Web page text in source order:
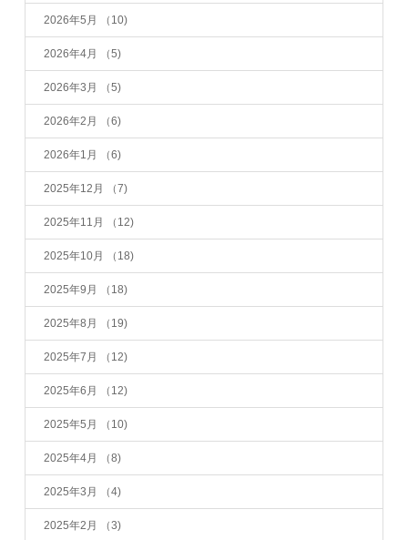
2026年5月 （10)
2026年4月 （5)
2026年3月 （5)
2026年2月 （6)
2026年1月 （6)
2025年12月 （7)
2025年11月 （12)
2025年10月 （18)
2025年9月 （18)
2025年8月 （19)
2025年7月 （12)
2025年6月 （12)
2025年5月 （10)
2025年4月 （8)
2025年3月 （4)
2025年2月 （3)